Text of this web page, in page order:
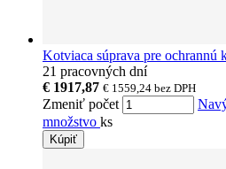
Kotviaca súprava pre
21 pracovných dní
€ 1917,87 € 1559,24 bez DPH
Zmeniť počet
množstvo ks
Kúpiť